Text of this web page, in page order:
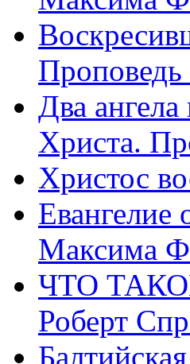
Два
Христа.
Христос
Евангелие
Максима
ЧТО
Роберт